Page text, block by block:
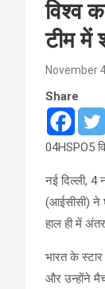
विश्व
टीम में
November
Share
04HSPO5
नई दिल्ली,
(आईसीसी) ने
हाल ही में
भारत के
और उन्होंने